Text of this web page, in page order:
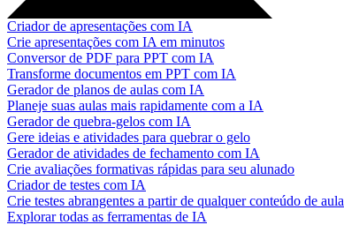
Criador de apresentações com IA
Crie apresentações com IA em minutos
Conversor de PDF para PPT com IA
Transforme documentos em PPT com IA
Gerador de planos de aulas com IA
Planeje suas aulas mais rapidamente com a IA
Gerador de quebra-gelos com IA
Gere ideias e atividades para quebrar o gelo
Gerador de atividades de fechamento com IA
Crie avaliações formativas rápidas para seu alunado
Criador de testes com IA
Crie testes abrangentes a partir de qualquer conteúdo de aula
Explorar todas as ferramentas de IA